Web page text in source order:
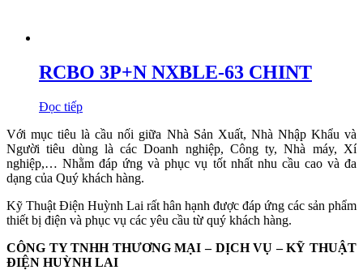
RCBO 3P+N NXBLE-63 CHINT
Đọc tiếp
Với mục tiêu là cầu nối giữa Nhà Sản Xuất, Nhà Nhập Khẩu và
Người tiêu dùng là các Doanh nghiệp, Công ty, Nhà máy, Xí
nghiệp,… Nhằm đáp ứng và phục vụ tốt nhất nhu cầu cao và đa
dạng của Quý khách hàng.
Kỹ Thuật Điện Huỳnh Lai rất hân hạnh được đáp ứng các sản phẩm
thiết bị điện và phục vụ các yêu cầu từ quý khách hàng.
CÔNG TY TNHH THƯƠNG MẠI – DỊCH VỤ – KỸ THUẬT
ĐIỆN HUỲNH LAI